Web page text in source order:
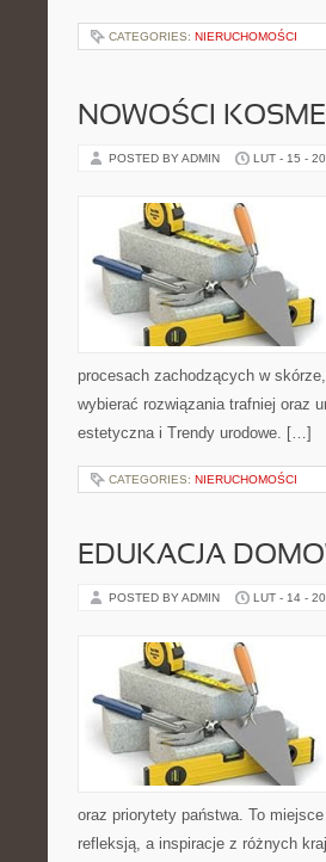
CATEGORIES: NIERUCHOMOŚCI
NOWOŚCI
POSTED BY ADMIN LUT - 15 -
procesach zachodzących w
wybierać rozwiązania trafniej oraz
estetyczna i Trendy urodowe. […]
CATEGORIES: NIERUCHOMOŚCI
EDUKACJA
POSTED BY ADMIN LUT - 14 -
oraz priorytety państwa. To
refleksją, a inspiracje z różnych